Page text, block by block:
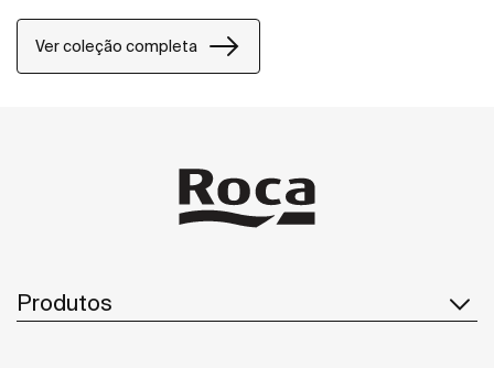
comodidade, poupança e estilo que estão presentes
em cada detalhe.
Ver coleção completa
Produtos